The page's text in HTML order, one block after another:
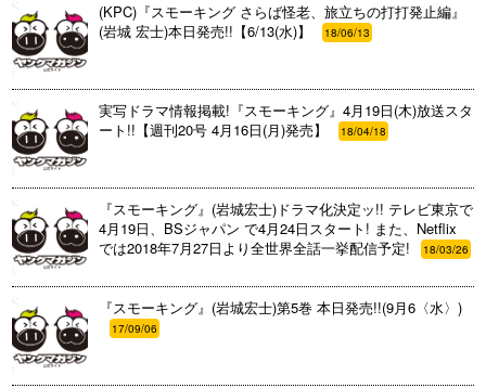
(KPC)『スモーキング さらば怪老、旅立ちの打打発止編』
(岩城 宏士)本日発売!!【6/13(水)】
18/06/13
実写ドラマ情報掲載!『スモーキング』4月19日(木)放送スタ
ート!!【週刊20号 4月16日(月)発売】
18/04/18
『スモーキング』(岩城宏士)ドラマ化決定ッ!! テレビ東京で
4月19日、BSジャパン で4月24日スタート! また、Netflix
では2018年7月27日より全世界全話一挙配信予定!
18/03/26
『スモーキング』(岩城宏士)第5巻 本日発売!!(9月6〈水〉)
17/09/06